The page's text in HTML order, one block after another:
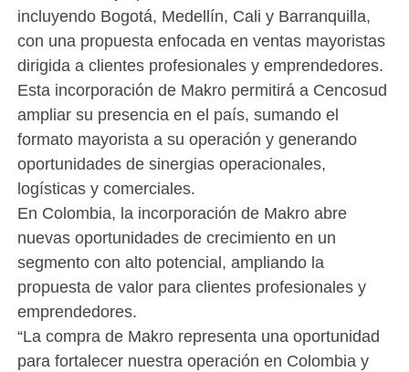
incluyendo Bogotá, Medellín, Cali y Barranquilla,
con una propuesta enfocada en ventas mayoristas
dirigida a clientes profesionales y emprendedores.
Esta incorporación de Makro permitirá a Cencosud
ampliar su presencia en el país, sumando el
formato mayorista a su operación y generando
oportunidades de sinergias operacionales,
logísticas y comerciales.
En Colombia, la incorporación de Makro abre
nuevas oportunidades de crecimiento en un
segmento con alto potencial, ampliando la
propuesta de valor para clientes profesionales y
emprendedores.
“La compra de Makro representa una oportunidad
para fortalecer nuestra operación en Colombia y